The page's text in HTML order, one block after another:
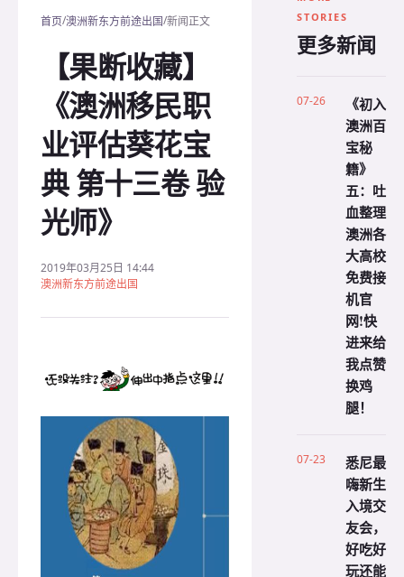
首页/澳洲新东方前途出国/新闻正文
【果断收藏】
《澳洲移民职
业评估葵花宝
典 第十三卷 验
光师》
2019年03月25日 14:44
澳洲新东方前途出国
STORIES
更多新闻
07-26
《初入
澳洲百
宝秘
籍》
五：吐
血整理
澳洲各
大高校
免费接
机官
网!快
进来给
我点赞
换鸡
腿！
07-23
悉尼最
嗨新生
入境交
友会，
好吃好
玩还能